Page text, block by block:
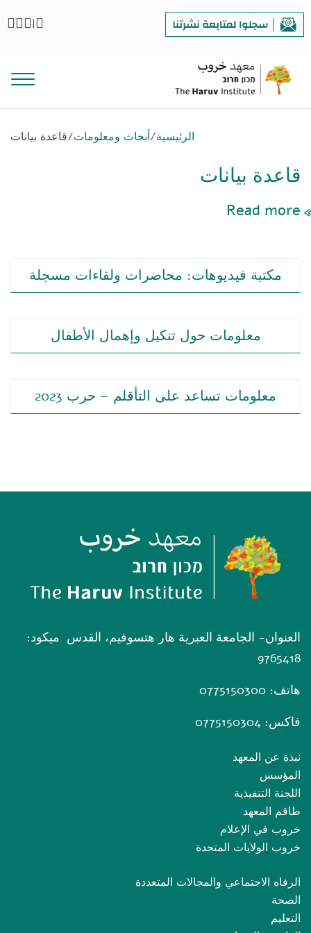
|
الرئيسية/أبحاث ومعلومات/قاعدة بيانات
قاعدة بيانات
Read more
مكتبة فيديوهات: محاضرات ولقاءات مسجلة
معلومات حول تنكيل وإهمال الأطفال
معلومات تساعد على التأقلم – حرب 2023
العنوان- الجامعة العبرية هار هتسوفيم، القدس ميكود:
9765418
هاتف: 0775150300
فاكس: 0775150304
نبذة عن المعهد
المؤسس
اللجنة التنفيذية
طاقم المعهد
خروب في الإعلام
خروب الولايات المتحدة
الرفاه الاجتماعي والمجالات المتعددة
الصحة
التعليم